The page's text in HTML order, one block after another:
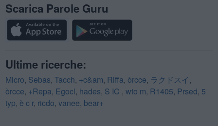
Scarica Parole Guru
Ultime ricerche:
Micro, Sebas, Tacch, +c&am, Riffa, òrcce, ラクドスイ,
òrcce, +Repa, Egocl, hades, S IC , wto m, R1405, Prsed, 5
typ, è c r, ricdo, vanee, bear+